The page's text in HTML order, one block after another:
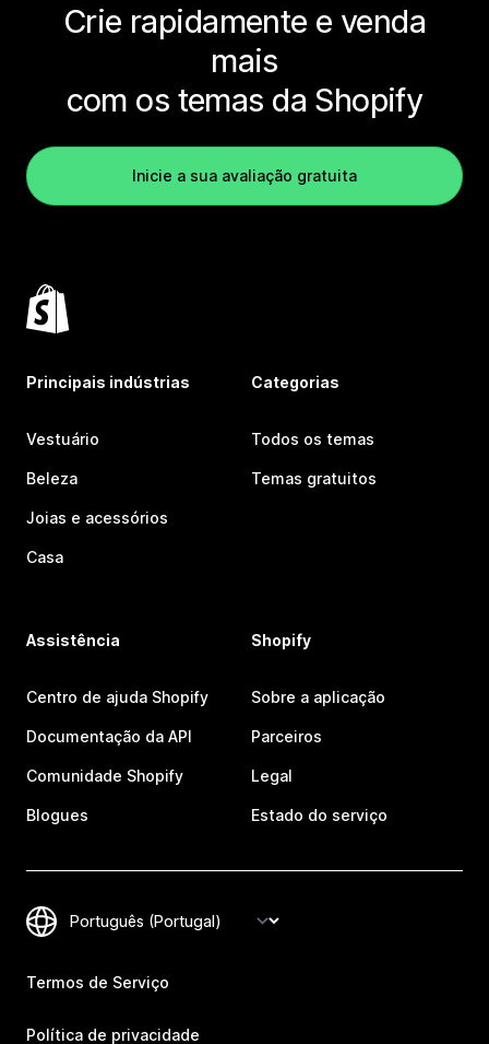
Crie rapidamente e venda
mais
com os temas da Shopify
Inicie a sua avaliação gratuita
Principais indústrias
Vestuário
Beleza
Joias e acessórios
Casa
Categorias
Todos os temas
Temas gratuitos
Assistência
Centro de ajuda Shopify
Documentação da API
Comunidade Shopify
Blogues
Shopify
Sobre a aplicação
Parceiros
Legal
Estado do serviço
Termos de Serviço
Política de privacidade